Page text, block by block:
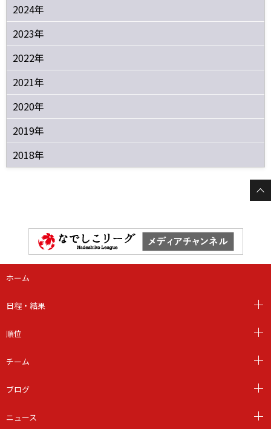
2024年
2023年
2022年
2021年
2020年
2019年
2018年
ホーム
日程・結果
順位
チーム
ブログ
ニュース